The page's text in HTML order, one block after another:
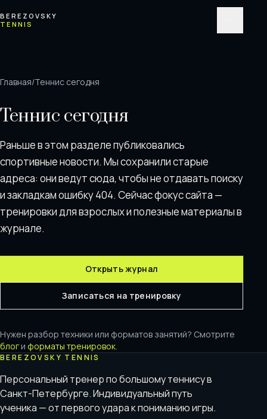
BEREZOVSKY
TENNIS
Главная/Теннис сегодня
Теннис сегодня
Раньше в этом разделе публиковались
спортивные новости. Мы сохранили старые
адреса: они ведут сюда, чтобы не отдавать поискy
и закладкам ошибку 404. Сейчас фокус сайта —
тренировки для взрослых и полезные материалы в
журнале.
Открыть журнал
Записаться на тренировку
Нужен разбор техники или форматов занятий? Смотрите
блог и форматы тренировок.
BEREZOVSKY TENNIS
Персональный тренер по большому теннису в
Санкт-Петербурге. Индивидуальный путь
ученика — от первого удара к пониманию игры.